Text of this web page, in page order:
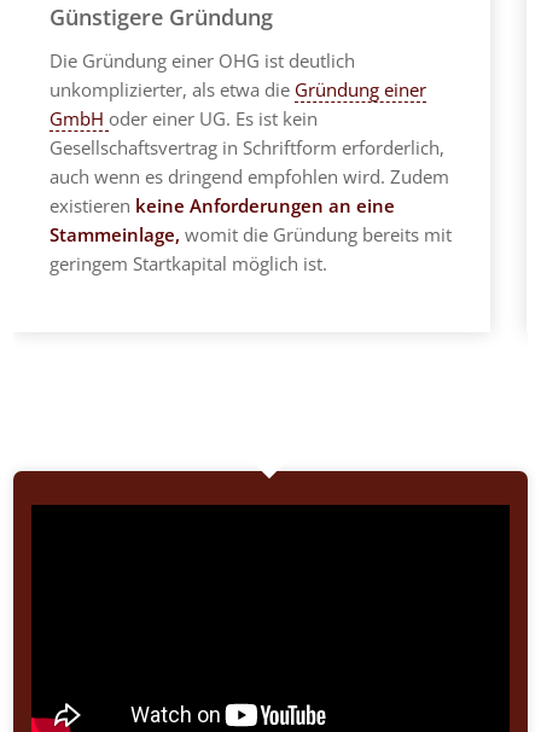
Günstigere Gründung
Die Gründung einer OHG ist deutlich
unkomplizierter, als etwa die Gründung einer
GmbH oder einer UG. Es ist kein
Gesellschaftsvertrag in Schriftform erforderlich,
auch wenn es dringend empfohlen wird. Zudem
existieren keine Anforderungen an eine
Stammeinlage,womit die Gründung bereits mit
geringem Startkapital möglich ist.